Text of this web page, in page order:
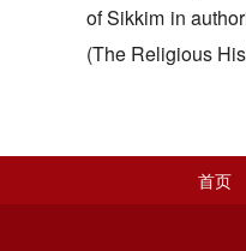
of Sikkim in
(The Religious
首页